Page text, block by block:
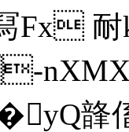
Fx
韸